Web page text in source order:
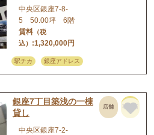
中央区銀座7-8-
5 50.00坪 6階
賃料（税
込） :1,320,000円
駅チカ 銀座アドレス
銀座7丁目築浅の一棟
貸し
店舗 事務所
中央区銀座7-2-